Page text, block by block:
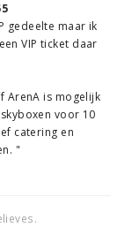
gedeelte maar ik
VIP ticket daar
ArenA is mogelijk
voor 10
catering en
"